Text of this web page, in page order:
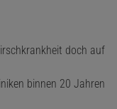
doch auf
binnen 20 Jahren